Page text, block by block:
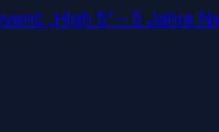
„High 5“ – 5 Jahre